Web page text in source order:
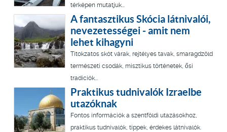
térképen mutatjuk...
A fantasztikus Skócia látnivalói,
nevezetességei - amit nem
lehet kihagyni
Titokzatos skót várak, rejtélyes tavak, smaragdzöld
természeti csodák, misztikus történetek, ősi
tradíciók...
Praktikus tudnivalók Izraelbe
utazóknak
Fontos információk a szentföldi utazásokhoz,
praktikus tudnivalók, tippek, érdekes látnivalók.